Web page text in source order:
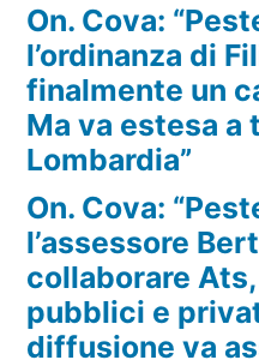
On. Cova:
l’ordinanza di
finalmente un
Ma va estesa a
Lombardia”
On. Cova:
l’assessore
collaborare
pubblici e
diffusione va